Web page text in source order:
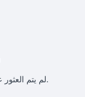
لم يتم العثور على مقالات مطابقة للبحث الذي تم تحديده.